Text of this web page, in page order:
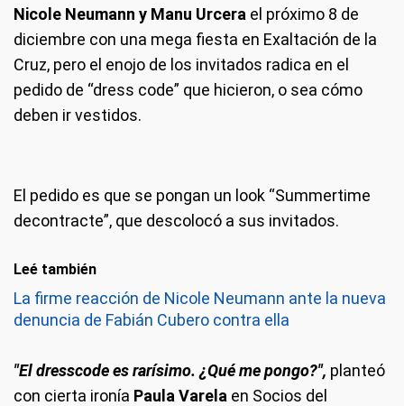
Nicole Neumann y Manu Urcera el próximo 8 de
diciembre con una mega fiesta en Exaltación de la
Cruz, pero el enojo de los invitados radica en el
pedido de “dress code” que hicieron, o sea cómo
deben ir vestidos.
El pedido es que se pongan un look “Summertime
decontracte”, que descolocó a sus invitados.
Leé también
La firme reacción de Nicole Neumann ante la nueva
denuncia de Fabián Cubero contra ella
"El dresscode es rarísimo. ¿Qué me pongo?", planteó
con cierta ironía Paula Varela en Socios del